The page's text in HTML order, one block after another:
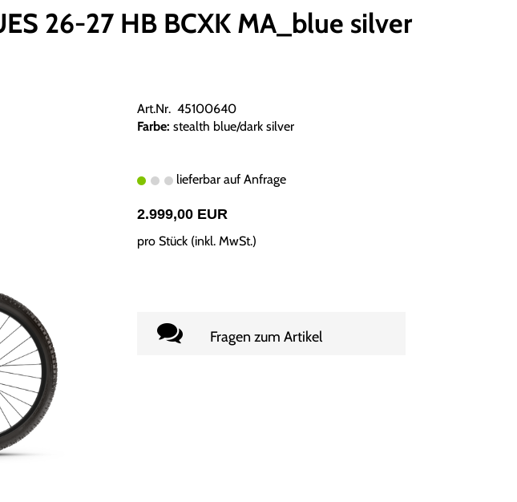
26-27 HB BCXK MA_blue silver
Art.Nr. 45100640
Farbe: stealth blue/dark silver
lieferbar auf Anfrage
2.999,00 EUR
pro Stück (inkl. MwSt.)
Fragen zum Artikel